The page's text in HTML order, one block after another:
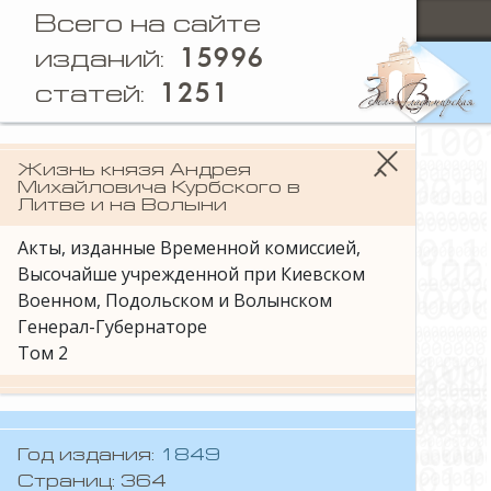
Всего на сайте
изданий: 15996
статей: 1251
Жизнь князя Андрея
Михайловича Курбского в
Литве и на Волыни
keyboard_arrow_down
Акты, изданные Временной комиссией,
Высочайше учрежденной при Киевском
Военном, Подольском и Волынском
Генерал-Губернаторе
Том 2
Год издания:
1849
Страниц: 364